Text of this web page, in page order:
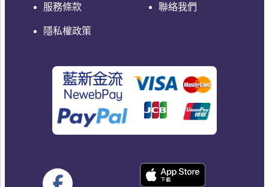
服務條款
隱私權政策
聯絡我們